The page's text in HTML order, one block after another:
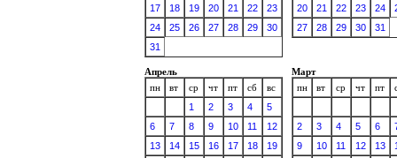
17
18 19 20 21 22
23
24
25 26 27 28 29
30
31
20
21 22 23 24
27
28 29 30 31
Апрель
пн
вт ср чт пт сб
вс
1
2 3 4
5
6
7 8 9 10 11
12
13
14 15 16 17 18
19
Март
пн
вт ср чт пт
2 3 4 5 6
9
10 11 12 13